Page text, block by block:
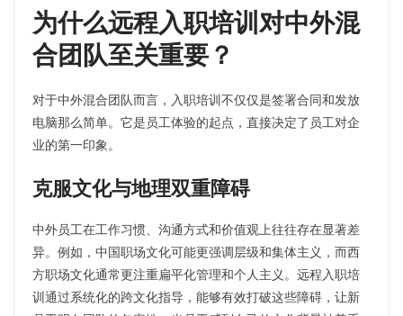
为什么远程入职培训对中外混
合团队至关重要？
对于中外混合团队而言，入职培训不仅仅是签署合同和发放
电脑那么简单。它是员工体验的起点，直接决定了员工对企
业的第一印象。
克服文化与地理双重障碍
中外员工在工作习惯、沟通方式和价值观上往往存在显著差
异。例如，中国职场文化可能更强调层级和集体主义，而西
方职场文化通常更注重扁平化管理和个人主义。远程入职培
训通过系统化的跨文化指导，能够有效打破这些障碍，让新